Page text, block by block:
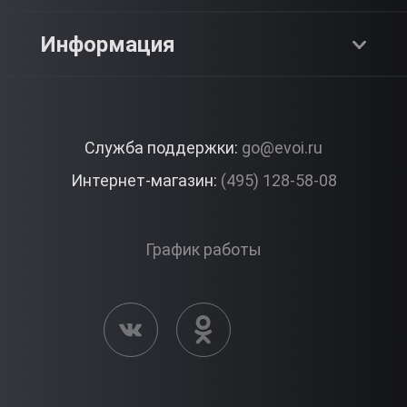
Premium
Контакты
Как это работает?
Вопросы и ответы
Информация
Корпоративные подарки
Активация сертификата
Служба поддержки: go@evoi.ru
Интернет-магазин: (495) 128-58-08
График работы